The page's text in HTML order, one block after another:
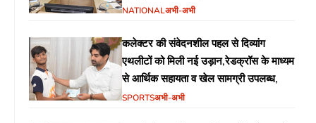
NATIONALअभी-अभी
कलेक्टर की संवेदनशील पहल से दिव्यांग
एथलीटों को मिली नई उड़ान,रेडक्रॉस के माध्यम
से आर्थिक सहायता व खेल सामग्री उपलब्ध,
SPORTSअभी-अभी